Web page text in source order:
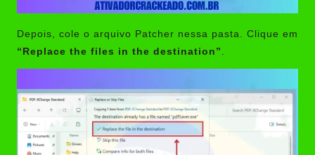
Depois, cole o arquivo Patcher nessa pasta. Clique em
“Replace the files in the destination”